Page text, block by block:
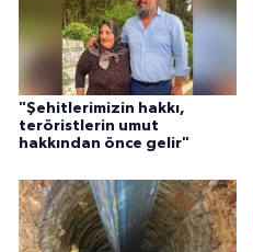
"Şehitlerimizin hakkı,
teröristlerin umut
hakkından önce gelir"